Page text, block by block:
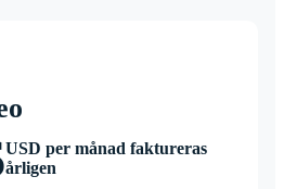
USD per månad faktureras
årligen